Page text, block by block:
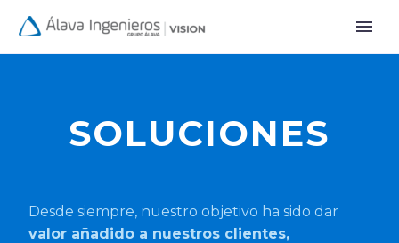
SOLUCIONES
Desde siempre, nuestro objetivo ha sido dar
valor añadido a nuestros clientes,